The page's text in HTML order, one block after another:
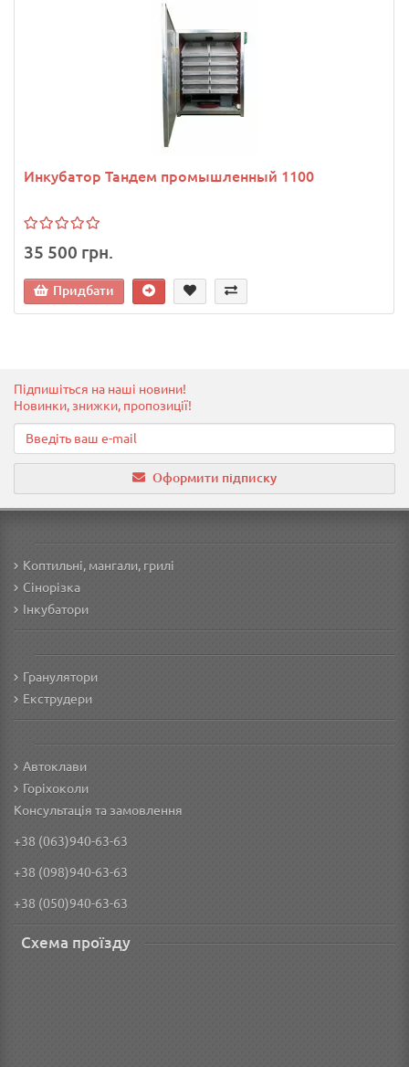
Инкубатор Тандем промышленный 1100
35 500 грн.
Придбати
Підпишіться на наші новини!
Новинки, знижки, пропозиції!
Оформити підписку
Коптильні, мангали, грилі
Сінорізка
Інкубатори
Гранулятори
Екструдери
Автоклави
Горіхоколи
Консультація та замовлення
+38 (063)940-63-63
+38 (098)940-63-63
+38 (050)940-63-63
Схема проїзду